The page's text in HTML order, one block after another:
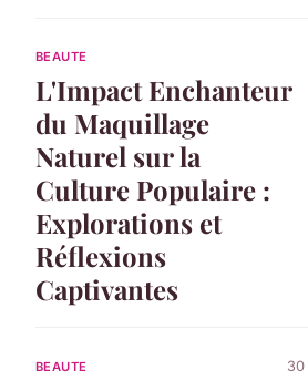
BEAUTE
L'Impact Enchanteur
du Maquillage
Naturel sur la
Culture Populaire :
Explorations et
Réflexions
Captivantes
BEAUTE 30